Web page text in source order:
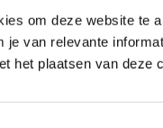
om deze website te
je van relevante
het plaatsen van deze